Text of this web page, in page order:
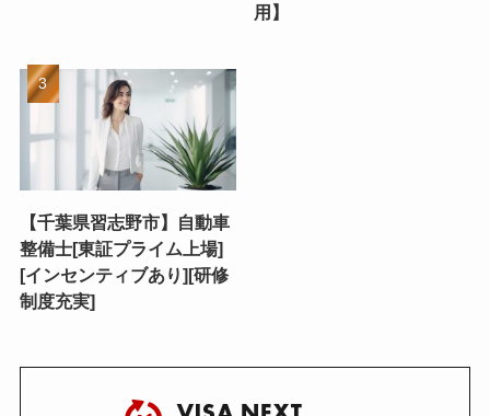
用】
【千葉県習志野市】自動車
整備士[東証プライム上場]
[インセンティブあり][研修
制度充実]